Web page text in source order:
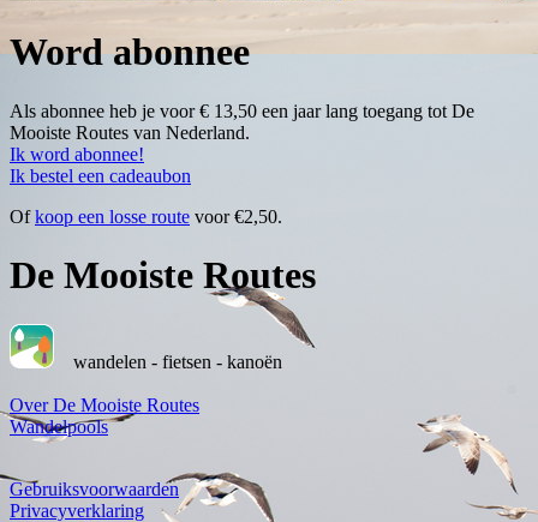
Word abonnee
Als abonnee heb je voor € 13,50 een jaar lang toegang tot De
Mooiste Routes van Nederland.
Ik word abonnee!
Ik bestel een cadeaubon
Ofkoop een losse route voor €2,50.
De Mooiste Routes
wandelen - fietsen - kanoën
Over De Mooiste Routes
Wandelpools
Gebruiksvoorwaarden
Privacyverklaring